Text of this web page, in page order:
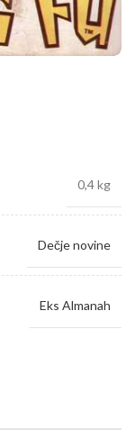
0,4 kg
Dečje novine
Eks Almanah